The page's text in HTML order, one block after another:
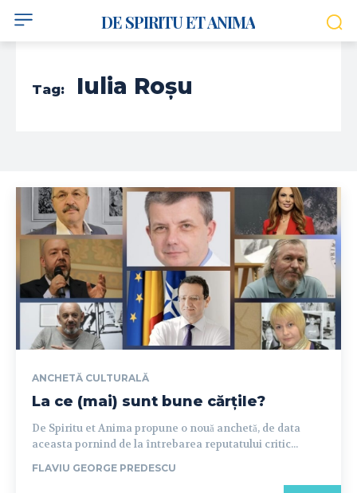
DE SPIRITU ET ANIMA
Tag: Iulia Roșu
ANCHETĂ CULTURALĂ
La ce (mai) sunt bune cărțile?
De Spiritu et Anima propune o nouă anchetă, de data
aceasta pornind de la întrebarea reputatului critic...
FLAVIU GEORGE PREDESCU